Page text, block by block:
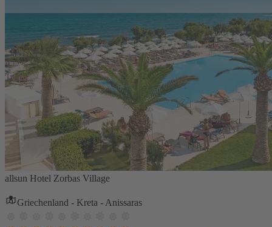
allsun Hotel Zorbas Village
Griechenland - Kreta - Anissaras